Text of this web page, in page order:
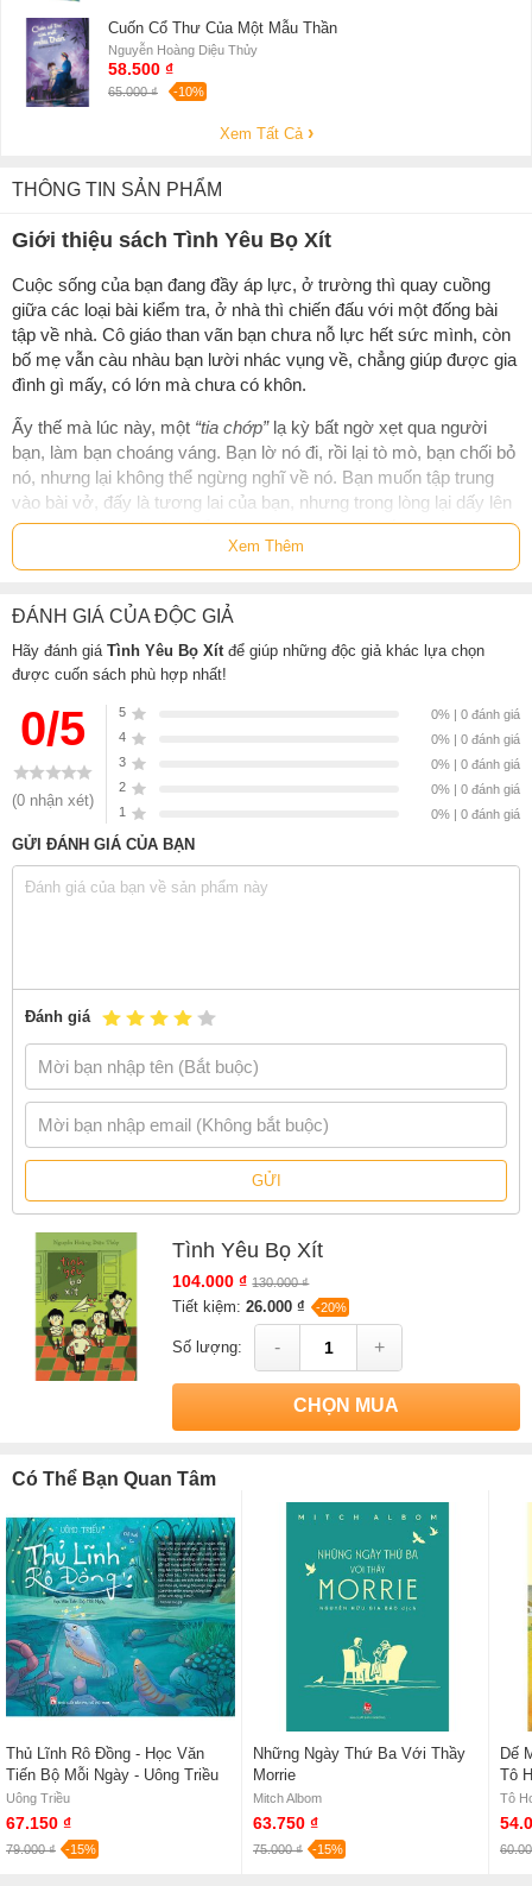
Cuốn Cổ Thư Của Một Mẫu Thần
Nguyễn Hoàng Diệu Thủy
58.500 ₫
65.000 ₫ -10%
Xem Tất Cả
THÔNG TIN SẢN PHẨM
Giới thiệu sách Tình Yêu Bọ Xít
Cuộc sống của bạn đang đầy áp lực, ở trường thì quay cuồng
giữa các loại bài kiểm tra, ở nhà thì chiến đấu với một đống bài
tập về nhà. Cô giáo than vãn bạn chưa nỗ lực hết sức mình, còn
bố mẹ vẫn càu nhàu bạn lười nhác vụng về, chẳng giúp được gia
đình gì mấy, có lớn mà chưa có khôn.
Ấy thế mà lúc này, một “tia chớp”lạ kỳ bất ngờ xẹt qua người
bạn, làm bạn choáng váng. Bạn lờ nó đi, rồi lại tò mò, bạn chối bỏ
nó, nhưng lại không thể ngừng nghĩ về nó. Bạn muốn tập trung
vào bài vở, đấy là tương lai của bạn, nhưng trong lòng lại dấy lên
hàng ngàn băn khoăn, kiểu như: tại sao nụ cười ấy làm mình chói
phức. Học đã phát ốm rồi. Tiền đâu mà yêu.”
“Rất nhiều khi chỉ cần một ánh mắt trong veo cũng đã đủ làm đổi
thay cả thế giới của một con người.”
Thông tin tác giả Nguyễn Hoàng Diệu Thủy
NGUYỄN HOÀNG DIỆU THỦY
sống tại Hà Nội là nhà văn, biên tập viên
sách. Một tác giả tâm huyết với mảng
Đu đưa trên ngọn cây bàng (2022)
Giải thưởng:
Giải Khát vọng Dế Mèn (2022)
Xem tất cả sách của tác giả Nguyễn Hoàng Diệu Thủy
SáchTình Yêu Bọ Xítcủa tác giảNguyễn Hoàng Diệu Thủy, có
bán tại Nhà sách online NetaBooks với ưu đãi Bao sách miễn phí và
Gian hàng NetaBooks tại Tiki với ưu đãi Bao sách miễn phí và tặng
Bookmark
Xem Thêm
ĐÁNH GIÁ CỦA ĐỘC GIẢ
Hãy đánh giá Tình Yêu Bọ Xít để giúp những độc giả khác lựa chọn
được cuốn sách phù hợp nhất!
0/5
(0 nhận xét)
5
0% | 0 đánh giá
4
0% | 0 đánh giá
3
0% | 0 đánh giá
2
0% | 0 đánh giá
1
0% | 0 đánh giá
GỬI ĐÁNH GIÁ CỦA BẠN
Đánh giá
GỬI
Tình Yêu Bọ Xít
104.000 ₫ 130.000 ₫
Tiết kiệm:26.000 ₫ -20%
Số lượng: - +
CHỌN MUA
Có Thể Bạn Quan Tâm
Thủ Lĩnh Rô Đồng - Học Văn
Tiến Bộ Mỗi Ngày - Uông Triều
Uông Triều
67.150 ₫
79.000 ₫ -15%
Những Ngày Thứ Ba Với Thầy
Morrie
Mitch Albom
63.750 ₫
75.000 ₫ -15%
Dế
Tô
Tô